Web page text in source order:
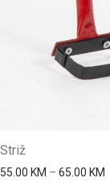
Striž
55.00 KM – 65.00 KM